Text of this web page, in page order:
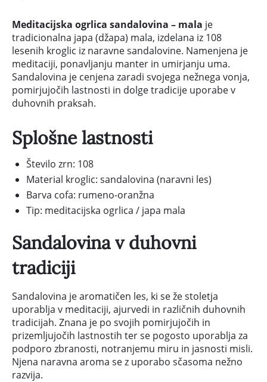
Meditacijska ogrlica sandalovina – mala je
tradicionalna japa (džapa) mala, izdelana iz 108
lesenih kroglic iz naravne sandalovine. Namenjena je
meditaciji, ponavljanju manter in umirjanju uma.
Sandalovina je cenjena zaradi svojega nežnega vonja,
pomirjujočih lastnosti in dolge tradicije uporabe v
duhovnih praksah.
Splošne lastnosti
Število zrn: 108
Material kroglic: sandalovina (naravni les)
Barva cofa: rumeno-oranžna
Tip: meditacijska ogrlica / japa mala
Sandalovina v duhovni
tradiciji
Sandalovina je aromatičen les, ki se že stoletja
uporablja v meditaciji, ajurvedi in različnih duhovnih
tradicijah. Znana je po svojih pomirjujočih in
prizemljujočih lastnostih ter se pogosto uporablja za
podporo zbranosti, notranjemu miru in jasnosti misli.
Njena naravna aroma se z uporabo sčasoma nežno
razvija.